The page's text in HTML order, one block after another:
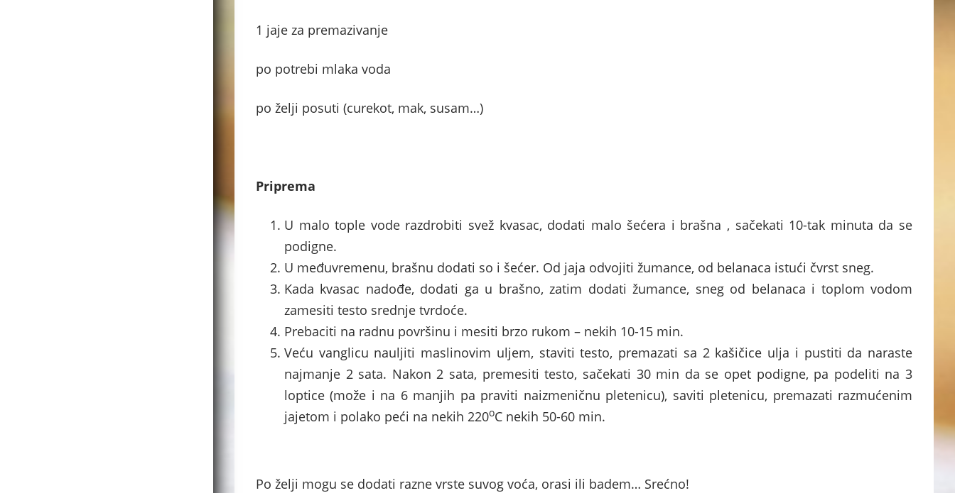
1 jaje za premazivanje
po potrebi mlaka voda
po želji posuti (curekot, mak, susam…)
Priprema
U malo tople vode razdrobiti svež kvasac, dodati malo šećera i brašna , sačekati 10-tak minuta da se
podigne.
U međuvremenu, brašnu dodati so i šećer. Od jaja odvojiti žumance, od belanaca istući čvrst sneg.
Kada kvasac nadođe, dodati ga u brašno, zatim dodati žumance, sneg od belanaca i toplom vodom
zamesiti testo srednje tvrdoće.
Prebaciti na radnu površinu i mesiti brzo rukom – nekih 10-15 min.
Veću vanglicu nauljiti maslinovim uljem, staviti testo, premazati sa 2 kašičice ulja i pustiti da naraste
najmanje 2 sata. Nakon 2 sata, premesiti testo, sačekati 30 min da se opet podigne, pa podeliti na 3
loptice (može i na 6 manjih pa praviti naizmeničnu pletenicu), saviti pletenicu, premazati razmućenim
jajetom i polako peći na nekih 220oC nekih 50-60 min.
Po želji mogu se dodati razne vrste suvog voća, orasi ili badem… Srećno!